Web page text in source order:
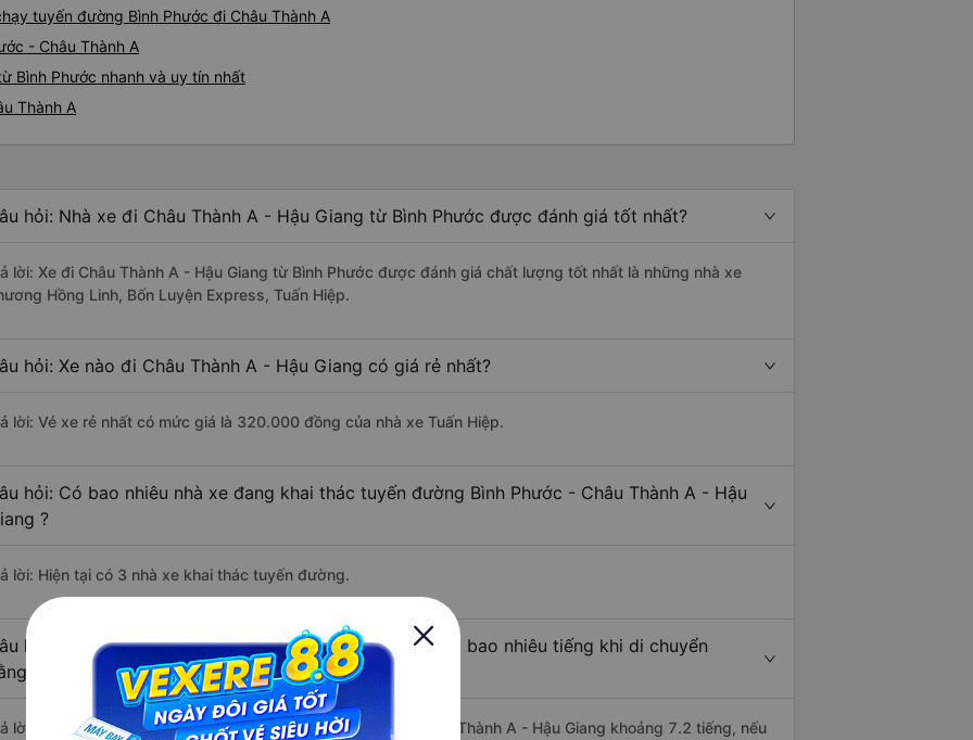
tuyến đường Bình Phước đi Châu Thành A
- Châu Thành A
Bình Phước nhanh và uy tín nhất
Thành A
hỏi: Nhà xe đi Châu Thành A - Hậu Giang từ Bình Phước được đánh giá tốt nhất?
lời: Xe đi Châu Thành A - Hậu Giang từ Bình Phước được đánh giá chất lượng tốt nhất là những nhà xe
Hồng Linh, Bốn Luyện Express, Tuấn Hiệp.
hỏi: Xe nào đi Châu Thành A - Hậu Giang có giá rẻ nhất?
lời: Vé xe rẻ nhất có mức giá là 320.000 đồng của nhà xe Tuấn Hiệp.
hỏi: Có bao nhiêu nhà xe đang khai thác tuyến đường Bình Phước - Châu Thành A - Hậu
?
lời: Hiện tại có 3 nhà xe khai thác tuyến đường.
hỏi: Từ Bình Phước đi Châu Thành A - Hậu Giang mất bao nhiêu tiếng khi di chuyển
xe khách?
lời: Thời gian di chuyển bằng xe khách từ Bình Phước đi Châu Thành A - Hậu Giang khoảng 7.2 tiếng, nếu